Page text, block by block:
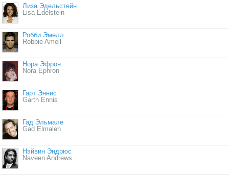
Лиза Эдельстейн
Lisa Edelstein
Робби Эмелл
Robbie Amell
Нора Эфрон
Nora Ephron
Гарт Эннис
Garth Ennis
Гад Эльмале
Gad Elmaleh
Нэйвин Эндрюс
Naveen Andrews